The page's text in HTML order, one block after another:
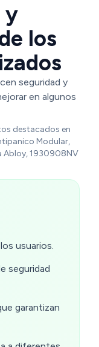
y
los
seguridad y
en algunos
destacados en
Modular,
Abloy, 1930908NV
usuarios.
seguridad
garantizan